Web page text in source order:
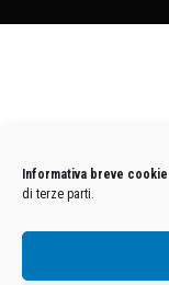
Informativa breve cookie
di terze parti.